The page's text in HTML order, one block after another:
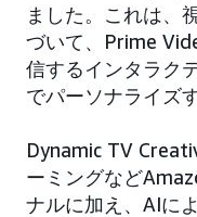
ました。これは、
づいて、Prime
信するインタラク
でパーソナライズ
Dynamic TV
ーミングなど
ナルに加え、AIに